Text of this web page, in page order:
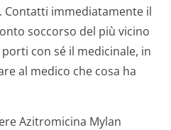
Contatti immediatamente il
soccorso del più vicino
con sé il medicinale, in
al medico che cosa ha
Azitromicina Mylan